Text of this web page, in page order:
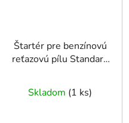
Štartér pre benzínovú
reťazovú pílu Standard
Skladom (1 ks)